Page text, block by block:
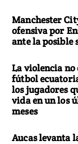
Manchester
ofensiva por
ante la posible
La violencia
fútbol
los jugadores
vida en un los
meses
Aucas levanta